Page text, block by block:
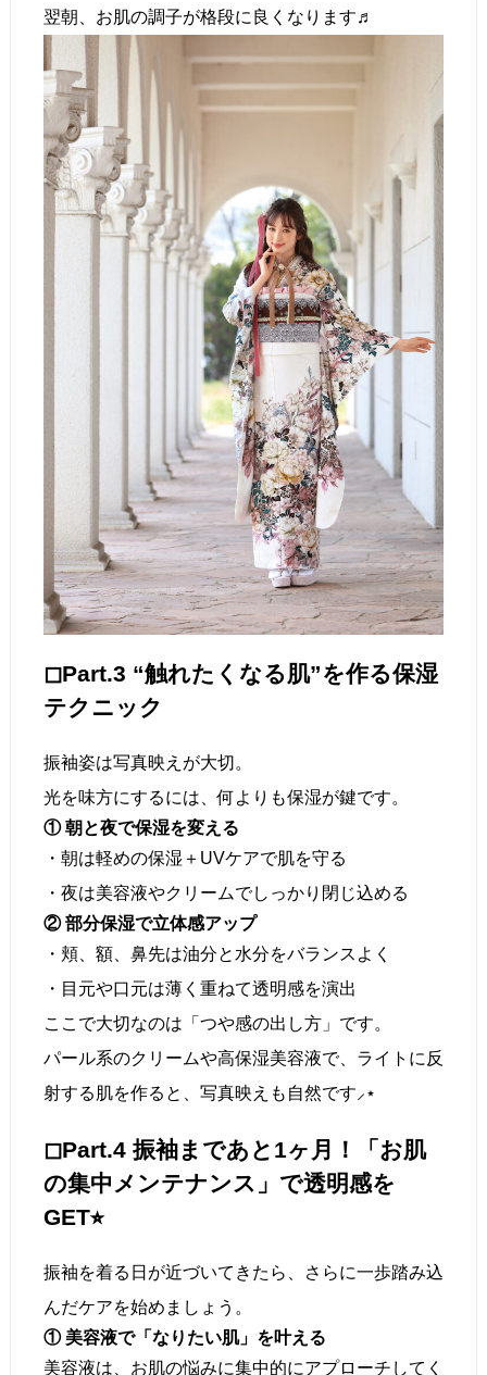
翌朝、お肌の調子が格段に良くなります♬
◻︎Part.3 “触れたくなる肌”を作る保湿
テクニック
振袖姿は写真映えが大切。
光を味方にするには、何よりも保湿が鍵です。
① 朝と夜で保湿を変える
・朝は軽めの保湿＋UVケアで肌を守る
・夜は美容液やクリームでしっかり閉じ込める
② 部分保湿で立体感アップ
・頬、額、鼻先は油分と水分をバランスよく
・目元や口元は薄く重ねて透明感を演出
ここで大切なのは「つや感の出し方」です。
パール系のクリームや高保湿美容液で、ライトに反
射する肌を作ると、写真映えも自然です⸝⋆
◻︎Part.4 振袖まであと1ヶ月！「お肌
の集中メンテナンス」で透明感を
GET⭐︎
振袖を着る日が近づいてきたら、さらに一歩踏み込
んだケアを始めましょう。
① 美容液で「なりたい肌」を叶える
美容液は、お肌の悩みに集中的にアプローチしてく